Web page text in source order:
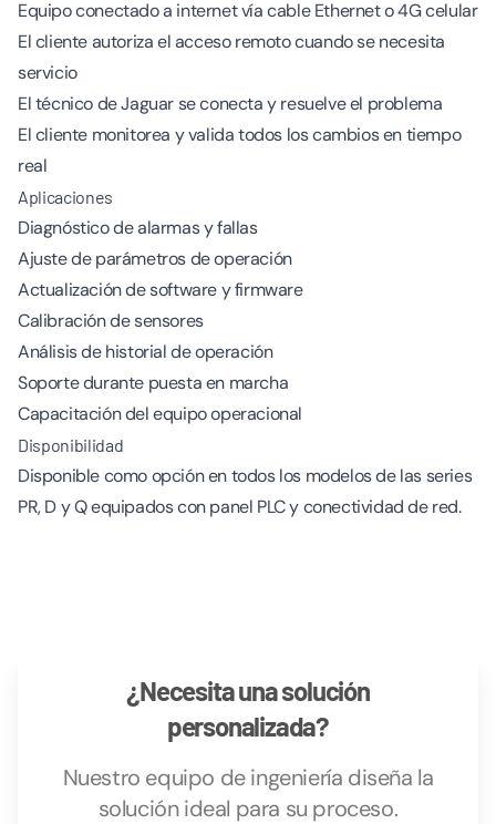
Equipo conectado a internet vía cable Ethernet o 4G celular
El cliente autoriza el acceso remoto cuando se necesita
servicio
El técnico de Jaguar se conecta y resuelve el problema
El cliente monitorea y valida todos los cambios en tiempo
real
Aplicaciones
Diagnóstico de alarmas y fallas
Ajuste de parámetros de operación
Actualización de software y firmware
Calibración de sensores
Análisis de historial de operación
Soporte durante puesta en marcha
Capacitación del equipo operacional
Disponibilidad
Disponible como opción en todos los modelos de las series
PR, D y Q equipados con panel PLC y conectividad de red.
¿Necesita una solución
personalizada?
Nuestro equipo de ingeniería diseña la
solución ideal para su proceso.